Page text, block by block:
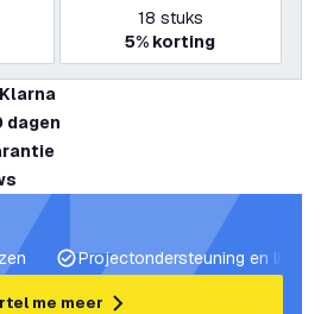
18 stuks
5% korting
Klarna
dagen
Projectondersteuning en
me meer